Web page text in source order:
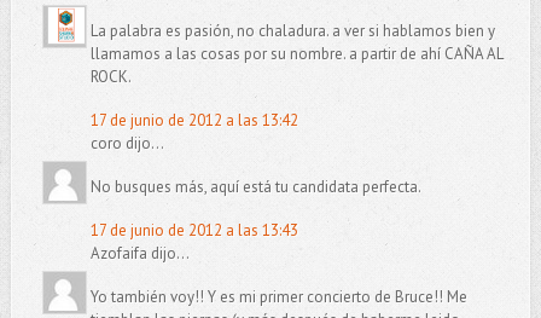
La palabra es pasión, no chaladura. a ver si hablamos bien y
llamamos a las cosas por su nombre. a partir de ahí CAÑA AL
ROCK.
17 de junio de 2012 a las 13:42
coro dijo...
No busques más, aquí está tu candidata perfecta.
17 de junio de 2012 a las 13:43
Azofaifa dijo...
Yo también voy!! Y es mi primer concierto de Bruce!! Me